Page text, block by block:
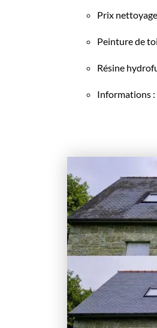
Prix
Peinture de
Résine
Informations